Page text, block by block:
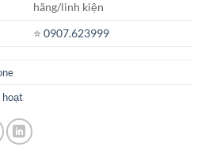
hãng/linh kiện
⭐️0907.623999
hoạt